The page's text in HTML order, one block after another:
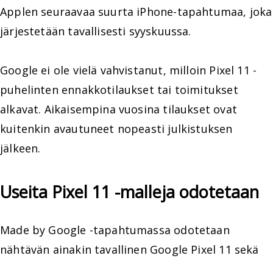
Applen seuraavaa suurta iPhone-tapahtumaa, joka
järjestetään tavallisesti syyskuussa.
Google ei ole vielä vahvistanut, milloin Pixel 11 -
puhelinten ennakkotilaukset tai toimitukset
alkavat. Aikaisempina vuosina tilaukset ovat
kuitenkin avautuneet nopeasti julkistuksen
jälkeen.
Useita Pixel 11 -malleja odotetaan
Made by Google -tapahtumassa odotetaan
nähtävän ainakin tavallinen Google Pixel 11 sekä